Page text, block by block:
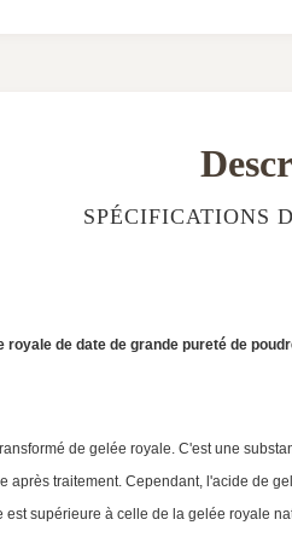
SPÉCIFICATIONS
de date de grande pureté de
de gelée royale. C'est une
traitement. Cependant, l'acide de
supérieure à celle de la gelée royale